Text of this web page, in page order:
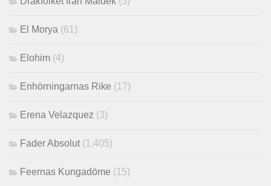
El Morya (61)
Elohim (4)
Enhörningarnas Rike (17)
Erena Velazquez (3)
Fader Absolut (1,405)
Feernas Kungadöme (15)